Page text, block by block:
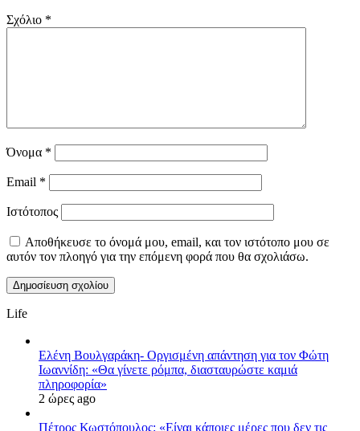
Σχόλιο *
Όνομα *
Email *
Ιστότοπος
Αποθήκευσε το όνομά μου, email, και τον ιστότοπο μου σε
αυτόν τον πλοηγό για την επόμενη φορά που θα σχολιάσω.
Life
Ελένη Βουλγαράκη- Οργισμένη απάντηση για τον Φώτη
Ιωαννίδη: «Θα γίνετε ρόμπα, διασταυρώστε καμιά
πληροφορία»
2 ώρες ago
Πέτρος Κωστόπουλος: «Είναι κάποιες μέρες που δεν τις